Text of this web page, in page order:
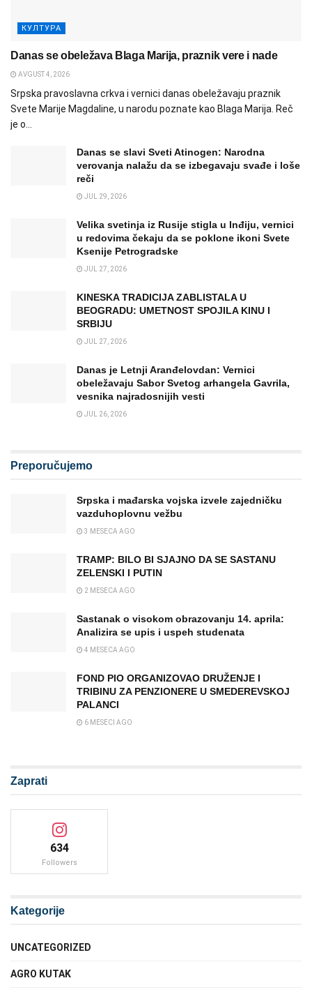
КУЛТУРА
Danas se obeležava Blaga Marija, praznik vere i nade
AVGUST 4, 2026
Srpska pravoslavna crkva i vernici danas obeležavaju praznik
Svete Marije Magdaline, u narodu poznate kao Blaga Marija. Reč
je o...
Danas se slavi Sveti Atinogen: Narodna
verovanja nalažu da se izbegavaju svađe i loše
reči
JUL 29, 2026
Velika svetinja iz Rusije stigla u Inđiju, vernici
u redovima čekaju da se poklone ikoni Svete
Ksenije Petrogradske
JUL 27, 2026
KINESKA TRADICIJA ZABLISTALA U
BEOGRADU: UMETNOST SPOJILA KINU I
SRBIJU
JUL 27, 2026
Danas je Letnji Aranđelovdan: Vernici
obeležavaju Sabor Svetog arhangela Gavrila,
vesnika najradosnijih vesti
JUL 26, 2026
Preporučujemo
Srpska i mađarska vojska izvele zajedničku
vazduhoplovnu vežbu
3 MESECA AGO
TRAMP: BILO BI SJAJNO DA SE SASTANU
ZELENSKI I PUTIN
2 MESECA AGO
Sastanak o visokom obrazovanju 14. aprila:
Analizira se upis i uspeh studenata
4 MESECA AGO
FOND PIO ORGANIZOVAO DRUŽENJE I
TRIBINU ZA PENZIONERE U SMEDEREVSKOJ
PALANCI
6 MESECI AGO
Zaprati
634
Followers
Kategorije
UNCATEGORIZED
AGRO KUTAK